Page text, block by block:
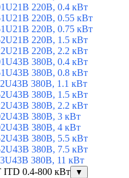
220В, 0.4 кВт
220В, 0.55 кВт
220В, 0.75 кВт
220В, 1.5 кВт
220В, 2.2 кВт
380В, 0.4 кВт
380В, 0.8 кВт
380В, 1.1 кВт
380В, 1.5 кВт
380В, 2.2 кВт
380В, 3 кВт
380В, 4 кВт
380В, 5.5 кВт
380В, 7.5 кВт
380В, 11 кВт
0.4-800 кВт
▼